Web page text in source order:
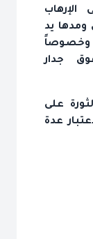
يد
وخصوصاً
جدار
على
عدة